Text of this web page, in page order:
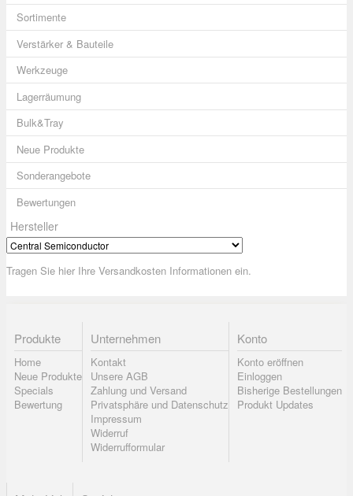
Sortimente
Verstärker & Bauteile
Werkzeuge
Lagerräumung
Bulk&Tray
Neue Produkte
Sonderangebote
Bewertungen
Hersteller
Tragen Sie hier Ihre Versandkosten Informationen ein.
Produkte
Home
Neue Produkte
Specials
Bewertung
Unternehmen
Kontakt
Unsere AGB
Zahlung und Versand
Privatsphäre und Datenschutz
Impressum
Widerruf
Widerrufformular
Konto
Konto eröffnen
Einloggen
Bisherige Bestellungen
Produkt Updates